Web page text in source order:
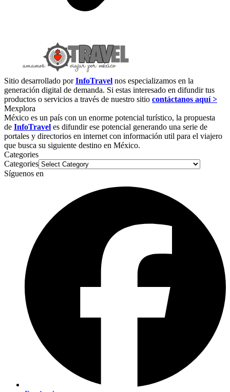
Sitio desarrollado porInfoTravel nos especializamos en la
generación digital de demanda. Si estas interesado en difundir tus
productos o servicios a través de nuestro sitio contáctanos aquí >
Mexplora
México es un país con un enorme potencial turístico, la propuesta
de InfoTravel es difundir ese potencial generando una serie de
portales y directorios en internet con información util para el viajero
que busca su siguiente destino en México.
Categories
Categories
Síguenos en